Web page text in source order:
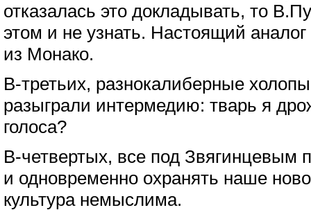
отказалась это докладывать, то
этом и не узнать. Настоящий
из Монако.
В-третьих, разнокалиберные
разыграли интермедию: тварь я
голоса?
В-четвертых, все под Звягинцевым
и одновременно охранять наше
культура немыслима.